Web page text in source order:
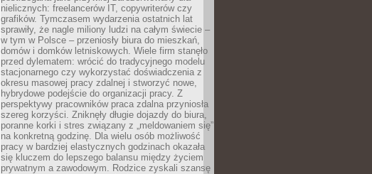
nielicznych: freelancerów IT, copywriterów czy
grafików. Tymczasem wydarzenia ostatnich lat
sprawiły, że nagle miliony ludzi na całym świecie –
w tym w Polsce – przeniosły biura do mieszkań,
domów i domków letniskowych. Wiele firm stanęło
przed dylematem: wrócić do tradycyjnego modelu
stacjonarnego czy wykorzystać doświadczenia z
okresu masowej pracy zdalnej i stworzyć nowe,
hybrydowe podejście do organizacji pracy. Z
perspektywy pracowników praca zdalna przyniosła
szereg korzyści. Zniknęły długie dojazdy do biura,
poranne korki i stres związany z „meldowaniem się”
na konkretną godzinę. Dla wielu osób możliwość
pracy w bardziej elastycznych godzinach okazała
się kluczem do lepszego balansu między życiem
prywatnym a zawodowym. Rodzice zyskali szansę